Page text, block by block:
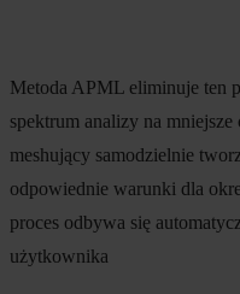
Metoda APML eliminuje ten
spektrum analizy na
meshujący samodzielnie
odpowiednie warunki dla
proces odbywa się
użytkownika